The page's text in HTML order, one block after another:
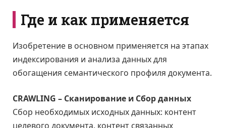
Где и как применяется
Изобретение в основном применяется на этапах
индексирования и анализа данных для
обогащения семантического профиля документа.
CRAWLING – Сканирование и Сбор данных
Сбор необходимых исходных данных: контент
целевого документа, контент связанных